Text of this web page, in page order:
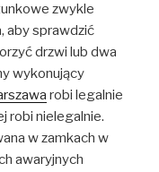
zwykle
aby sprawdzić
drzwi lub dwa
wykonujący
robi legalnie
robi nielegalnie.
w zamkach w
awaryjnych